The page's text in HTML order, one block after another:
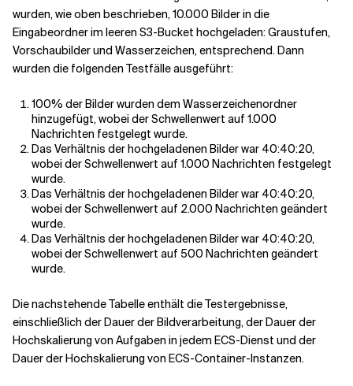
wurden, wie oben beschrieben, 10.000 Bilder in die
Eingabeordner im leeren S3-Bucket hochgeladen: Graustufen,
Vorschaubilder und Wasserzeichen, entsprechend. Dann
wurden die folgenden Testfälle ausgeführt:
100% der Bilder wurden dem Wasserzeichenordner
hinzugefügt, wobei der Schwellenwert auf 1.000
Nachrichten festgelegt wurde.
Das Verhältnis der hochgeladenen Bilder war 40:40:20,
wobei der Schwellenwert auf 1.000 Nachrichten festgelegt
wurde.
Das Verhältnis der hochgeladenen Bilder war 40:40:20,
wobei der Schwellenwert auf 2.000 Nachrichten geändert
wurde.
Das Verhältnis der hochgeladenen Bilder war 40:40:20,
wobei der Schwellenwert auf 500 Nachrichten geändert
wurde.
Die nachstehende Tabelle enthält die Testergebnisse,
einschließlich der Dauer der Bildverarbeitung, der Dauer der
Hochskalierung von Aufgaben in jedem ECS-Dienst und der
Dauer der Hochskalierung von ECS-Container-Instanzen.